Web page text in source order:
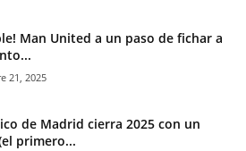
Man United a un paso de fichar a
21, 2025
de Madrid cierra 2025 con un
primero...